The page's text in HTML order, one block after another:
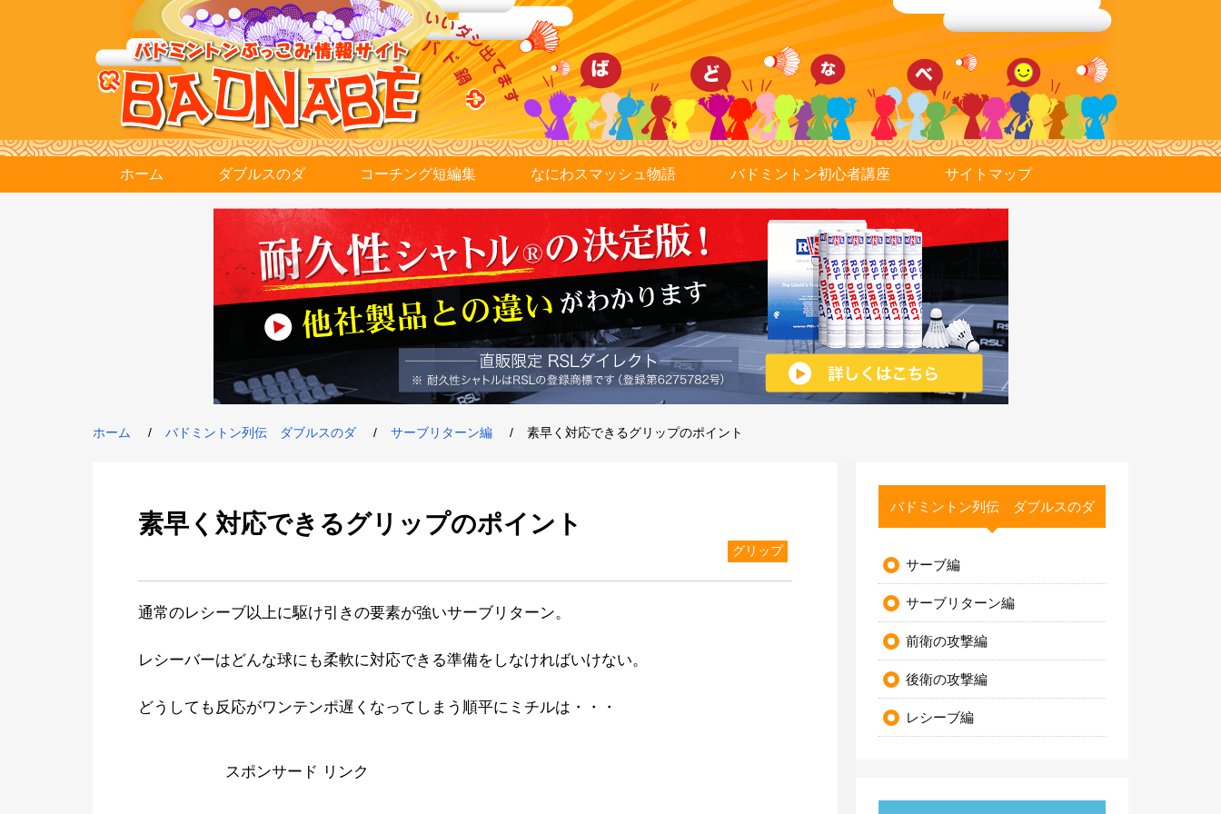
ホーム ダブルスのダ コーチング短編集 なにわスマッシュ物語 バドミントン初心者講座 サイトマップ
ホーム バドミントン列伝 ダブルスのダ サーブリターン編 素早く対応できるグリップのポイント
素早く対応できるグリップのポイント
グリップ
通常のレシーブ以上に駆け引きの要素が強いサーブリターン。
レシーバーはどんな球にも柔軟に対応できる準備をしなければいけない。
どうしても反応がワンテンポ遅くなってしまう順平にミチルは・・・
スポンサード リンク
バドミントン列伝 ダブルスのダ
サーブ編
サーブリターン編
前衛の攻撃編
後衛の攻撃編
レシーブ編